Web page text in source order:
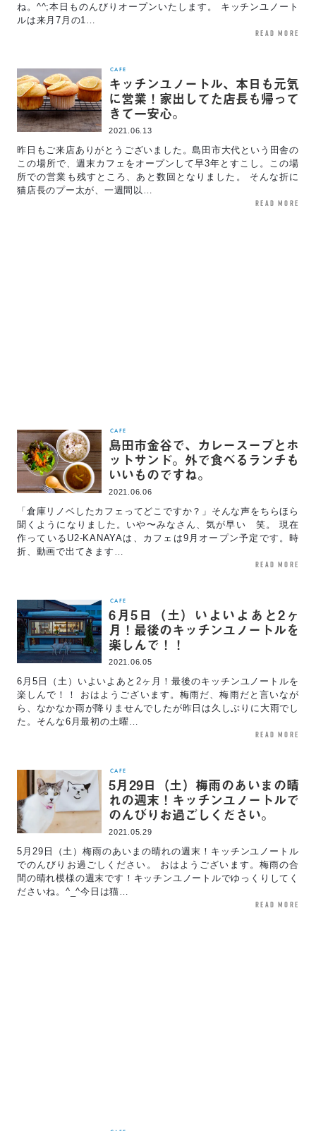
ね。^^;本日ものんびりオープンいたします。 キッチンユノート
ルは来月7月の1…
read more
CAFE
キッチンユノートル、本日も元気
に営業！家出してた店長も帰って
きて一安心。
2021.06.13
昨日もご来店ありがとうございました。島田市大代という田舎の
この場所で、週末カフェをオープンして早3年とすこし。この場
所での営業も残すところ、あと数回となりました。 そんな折に
猫店長のプー太が、一週間以…
read more
CAFE
島田市金谷で、カレースープとホ
ットサンド。外で食べるランチも
いいものですね。
2021.06.06
「倉庫リノベしたカフェってどこですか？」そんな声をちらほら
聞くようになりました。いや〜みなさん、気が早い 笑。 現在
作っているU2-KANAYAは、カフェは9月オープン予定です。時
折、動画で出てきます…
read more
CAFE
6月5日（土）いよいよあと2ヶ
月！最後のキッチンユノートルを
楽しんで！！
2021.06.05
6月5日（土）いよいよあと2ヶ月！最後のキッチンユノートルを
楽しんで！！ おはようございます。梅雨だ、梅雨だと言いなが
ら、なかなか雨が降りませんでしたが昨日は久しぶりに大雨でし
た。そんな6月最初の土曜…
read more
CAFE
5月29日（土）梅雨のあいまの晴
れの週末！キッチンユノートルで
のんびりお過ごしください。
2021.05.29
5月29日（土）梅雨のあいまの晴れの週末！キッチンユノートル
でのんびりお過ごしください。 おはようございます。梅雨の合
間の晴れ模様の週末です！キッチンユノートルでゆっくりしてく
ださいね。^_^今日は猫…
read more